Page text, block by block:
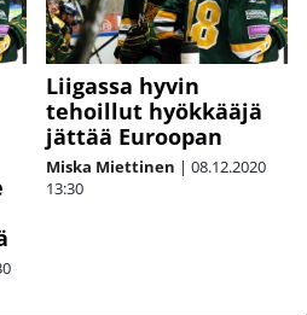
Liigassa hyvin
tehoillut hyökkääjä
jättää Euroopan
Miska Miettinen | 08.12.2020
13:30